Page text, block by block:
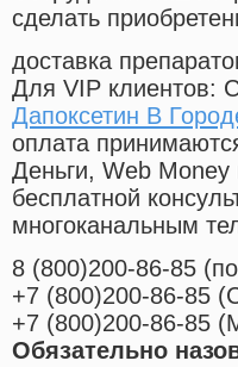
сделать
доставка
Для VIP клиентов:
Дапоксетин В
оплата
Деньги, Web Money
бесплатной
многоканальным
8 (800)200-86-85 (
+7 (800)200-86-85 (
+7 (800)200-86-85 (
Обязательно